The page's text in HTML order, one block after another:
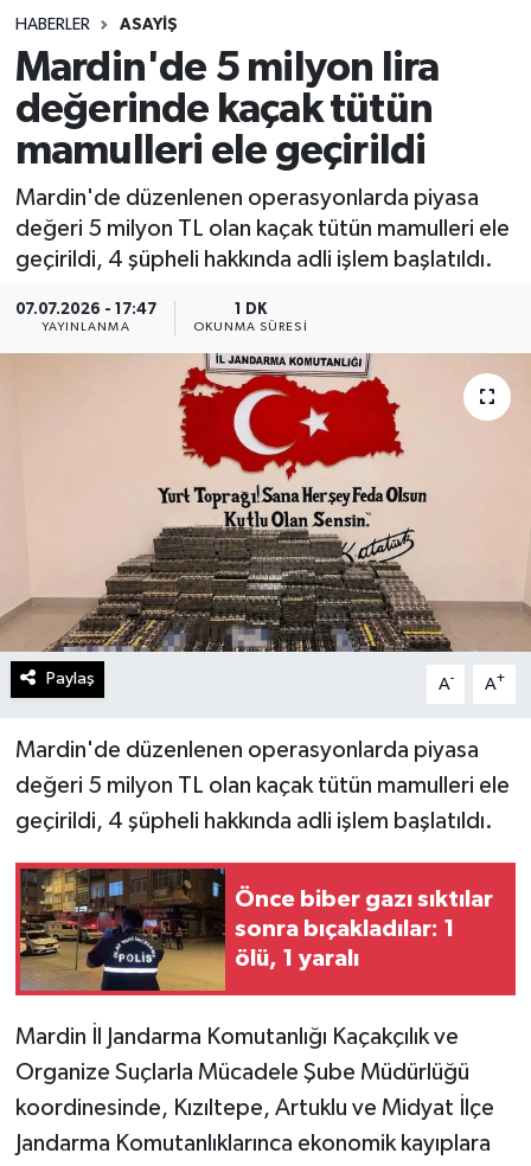
HABERLER ASAYIŞ
Mardin'de 5 milyon lira
değerinde kaçak tütün
mamulleri ele geçirildi
Mardin'de düzenlenen operasyonlarda piyasa
değeri 5 milyon TL olan kaçak tütün mamulleri ele
geçirildi, 4 şüpheli hakkında adli işlem başlatıldı.
07.07.2026 - 17:47
YAYINLANMA
1 DK
OKUNMA SÜRESI
Paylaş A- A+
Mardin'de düzenlenen operasyonlarda piyasa
değeri 5 milyon TL olan kaçak tütün mamulleri ele
geçirildi, 4 şüpheli hakkında adli işlem başlatıldı.
Önce biber gazı sıktılar
sonra bıçakladılar: 1
ölü, 1 yaralı
Mardin İl Jandarma Komutanlığı Kaçakçılık ve
Organize Suçlarla Mücadele Şube Müdürlüğü
koordinesinde, Kızıltepe, Artuklu ve Midyat İlçe
Jandarma Komutanlıklarınca ekonomik kayıplara
Spor
Teknoloji
Yaşam